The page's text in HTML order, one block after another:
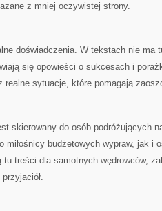
z mniej oczywistej strony.
doświadczenia. W tekstach nie ma
się opowieści o sukcesach i
realne sytuacje, które pomagają
skierowany do osób podróżujących
miłośnicy budżetowych wypraw, jak i
treści dla samotnych wędrowców,